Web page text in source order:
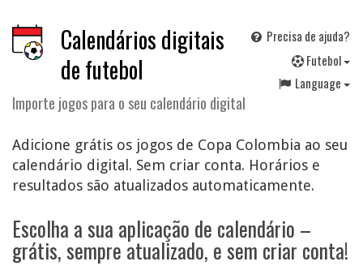
Calendários digitais
de futebol
Importe jogos para o seu calendário digital
Precisa de ajuda?
Futebol
Language
Adicione grátis os jogos de Copa Colombia ao seu
calendário digital. Sem criar conta. Horários e
resultados são atualizados automaticamente.
Escolha a sua aplicação de calendário –
grátis, sempre atualizado, e sem criar conta!